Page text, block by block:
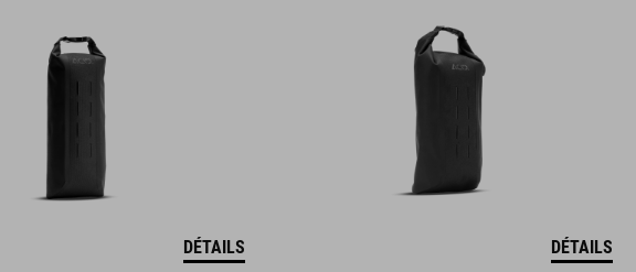
DÉTAILS DÉTAILS